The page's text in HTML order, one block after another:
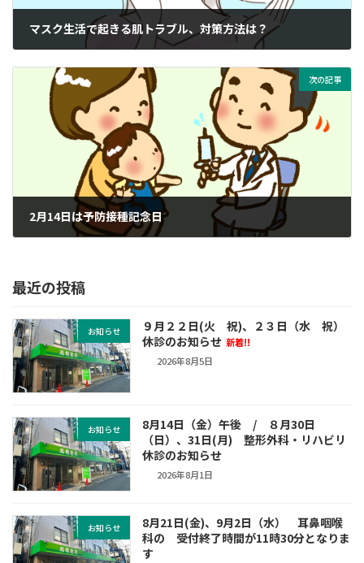
マスク生活で起きる肌トラブル、対策方法は？
次の記事
2月14日は予防接種記念日
最近の投稿
お知らせ
９月２２日(火 祝)、２３日（水 祝）
休診のお知らせ 新着!!
2026年8月5日
お知らせ
8月14日（金）午後 / ８月30日
（日）、31日(月) 整形外科・リハビリ
休診のお知らせ
2026年8月1日
お知らせ
8月21日(金)、9月2日（水） 耳鼻咽喉
科の 受付終了時間が11時30分となりま
す